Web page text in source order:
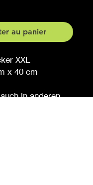
au panier
XXL
x 40 cm
in anderen